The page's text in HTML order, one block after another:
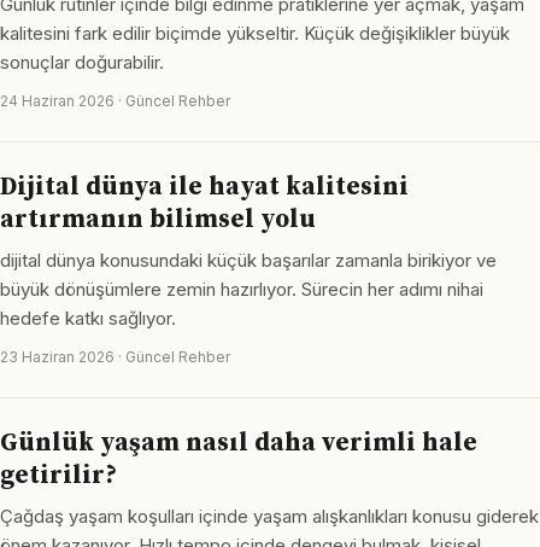
kalitesini fark edilir biçimde yükseltir. Küçük değişiklikler büyük
sonuçlar doğurabilir.
24 Haziran 2026 · Güncel Rehber
Dijital dünya ile hayat kalitesini
artırmanın bilimsel yolu
dijital dünya konusundaki küçük başarılar zamanla birikiyor ve
büyük dönüşümlere zemin hazırlıyor. Sürecin her adımı nihai
hedefe katkı sağlıyor.
23 Haziran 2026 · Güncel Rehber
Günlük yaşam nasıl daha verimli hale
getirilir?
Çağdaş yaşam koşulları içinde yaşam alışkanlıkları konusu giderek